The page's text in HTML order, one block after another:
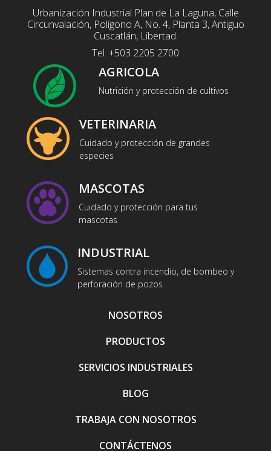
Urbanización Industrial Plan de La Laguna, Calle
Circunvalación, Polígono A, No. 4, Planta 3, Antiguo
Cuscatlán, Libertad.
Tel. +503 2205 2700
AGRICOLA
Nutrición y protección de cultivos
VETERINARIA
Cuidado y protección de grandes
especies
MASCOTAS
Cuidado y protección para tus
mascotas
INDUSTRIAL
Sistemas contra incendio, de bombeo y
perforación de pozos
NOSOTROS
PRODUCTOS
SERVICIOS INDUSTRIALES
BLOG
TRABAJA CON NOSOTROS
CONTÁCTENOS